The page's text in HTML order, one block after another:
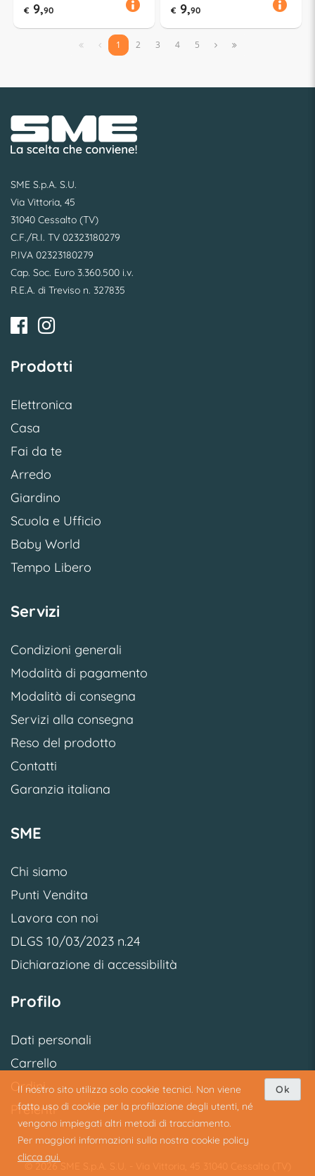
€ 9,90 € 9,90
  1 2 3 4 5  
Il nostro sito utilizza solo cookie tecnici. Non viene
fatto uso di cookie per la profilazione degli utenti, né
vengono impiegati altri metodi di tracciamento.
Per maggiori informazioni sulla nostra cookie policy
clicca qui.
Ok
SME S.p.A. S.U.
Via Vittoria, 45
31040 Cessalto (TV)
C.F./R.I. TV 02323180279
P.IVA 02323180279
Cap. Soc. Euro 3.360.500 i.v.
R.E.A. di Treviso n. 327835
Prodotti
Elettronica
Casa
Fai da te
Arredo
Giardino
Scuola e Ufficio
Baby World
Tempo Libero
Servizi
Condizioni generali
Modalità di pagamento
Modalità di consegna
Servizi alla consegna
Reso del prodotto
Contatti
Garanzia italiana
SME
Chi siamo
Punti Vendita
Lavora con noi
DLGS 10/03/2023 n.24
Dichiarazione di accessibilità
Profilo
Dati personali
Carrello
Ordini
Preferiti
© 2026 SME S.p.A. S.U. - Via Vittoria, 45 31040 Cessalto (TV)